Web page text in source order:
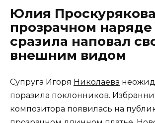
Юлия
прозрачном наряде
сразила наповал
внешним видом
Супруга Игоря Николаева
поразила поклонников.
композитора появилась на